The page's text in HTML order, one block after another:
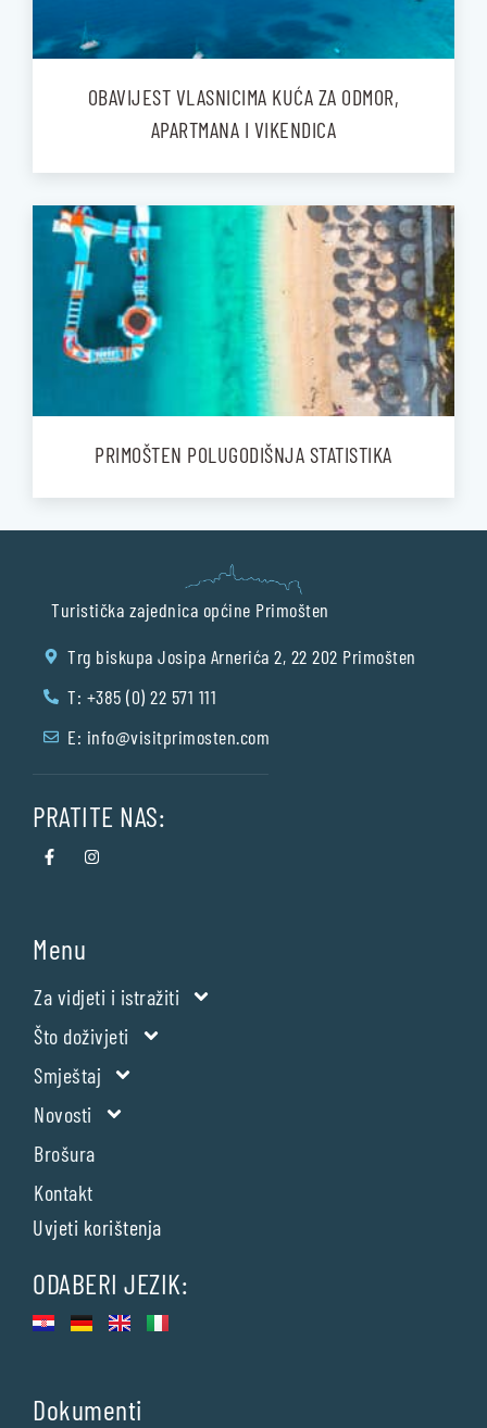
OBAVIJEST VLASNICIMA KUĆA ZA ODMOR,
APARTMANA I VIKENDICA
PRIMOŠTEN POLUGODIŠNJA STATISTIKA
Turistička zajednica općine Primošten
Trg biskupa Josipa Arnerića 2, 22 202 Primošten
T: +385 (0) 22 571 111
E: info@visitprimosten.com
PRATITE NAS:
Menu
Za vidjeti i istražiti
Što doživjeti
Smještaj
Novosti
Brošura
Kontakt
Uvjeti korištenja
ODABERI JEZIK:
Dokumenti